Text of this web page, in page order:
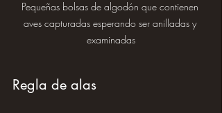
Pequeñas bolsas de algodón que contienen
aves capturadas esperando ser anilladas y
examinadas
Regla de alas